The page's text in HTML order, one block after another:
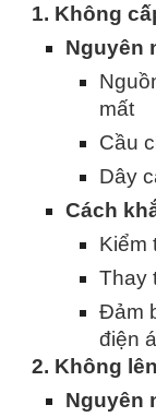
1. Không
Nguyên
mất
Cầu
Dây
Cách
Kiểm
Thay
Đảm
điện
2. Không
Nguyên